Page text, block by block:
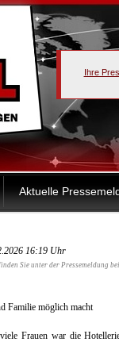
Ihre
Aktuelle
16:19 Uhr
Sie unter der Pressemeldung
Familie möglich macht
Frauen war die